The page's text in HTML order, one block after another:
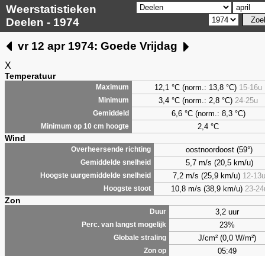
Weerstatistieken
Deelen - 1974
vr 12 apr 1974: Goede Vrijdag
X
Temperatuur
Maximum 12,1 °C (norm.: 13,8 °C) 15-16u
Minimum 3,4 °C (norm.: 2,8 °C) 24-25u
Gemiddeld 6,6°C (norm.: 8,3 °C)
Minimum op 10 cm hoogte 2,4 °C
Wind
Overheersende richting oostnoordoost (59°)
Gemiddelde snelheid 5,7 m/s (20,5 km/u)
Hoogste uurgemiddelde snelheid 7,2 m/s (25,9 km/u) 12-13u
Hoogste stoot 10,8 m/s (38,9 km/u) 23-
Zon
Duur 3,2 uur
Perc. van langst mogelijk 23%
Globale straling J/cm² (0,0 W/m²)
Zon op 05:49